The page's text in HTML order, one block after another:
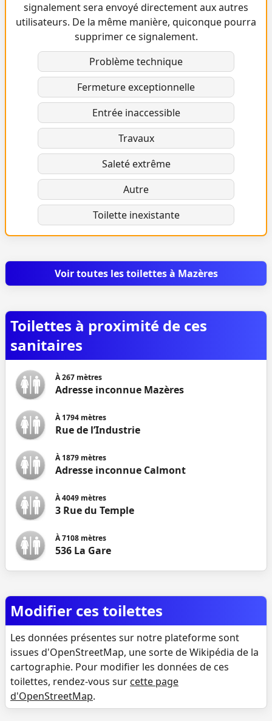
signalement sera envoyé directement aux autres
utilisateurs. De la même manière, quiconque pourra
supprimer ce signalement.
Problème technique
Fermeture exceptionnelle
Entrée inaccessible
Travaux
Saleté extrême
Autre
Toilette inexistante
Voir toutes les toilettes à Mazères
Toilettes à proximité de ces
sanitaires
À267 mètres
Adresse inconnue Mazères
À1794 mètres
Rue de l’Industrie
À1879 mètres
Adresse inconnue Calmont
À4049 mètres
3 Rue du Temple
À7108 mètres
536 La Gare
Modifier ces toilettes
Les données présentes sur notre plateforme sont
issues d'OpenStreetMap, une sorte de Wikipédia de la
cartographie. Pour modifier les données de ces
toilettes, rendez-vous sur cette page
d'OpenStreetMap.